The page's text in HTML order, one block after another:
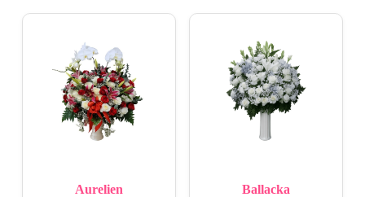
Aurelien Ballacka